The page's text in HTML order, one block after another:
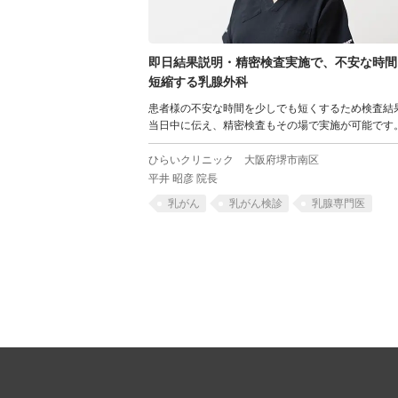
即日結果説明・精密検査実施で、不安な時
短縮する乳腺外科
患者様の不安な時間を少しでも短くするため検査結
当日中に伝え、精密検査もその場で実施が可能です
ひらいクリニック 大阪府堺市南区
平井 昭彦 院長
乳がん
乳がん検診 乳腺専門医